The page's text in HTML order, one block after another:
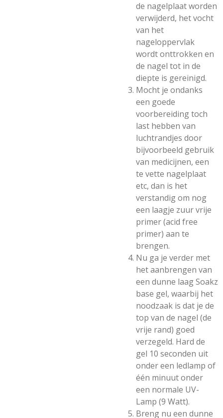
de nagelplaat worden
verwijderd, het vocht
van het
nageloppervlak
wordt onttrokken en
de nagel tot in de
diepte is gereinigd.
Mocht je ondanks
een goede
voorbereiding toch
last hebben van
luchtrandjes door
bijvoorbeeld gebruik
van medicijnen, een
te vette nagelplaat
etc, dan is het
verstandig om nog
een laagje zuur vrije
primer (acid free
primer) aan te
brengen.
Nu ga je verder met
het aanbrengen van
een dunne laag Soakz
base gel, waarbij het
noodzaak is dat je de
top van de nagel (de
vrije rand) goed
verzegeld. Hard de
gel 10 seconden uit
onder een ledlamp of
één minuut onder
een normale UV-
Lamp (9 Watt).
Breng nu een dunne